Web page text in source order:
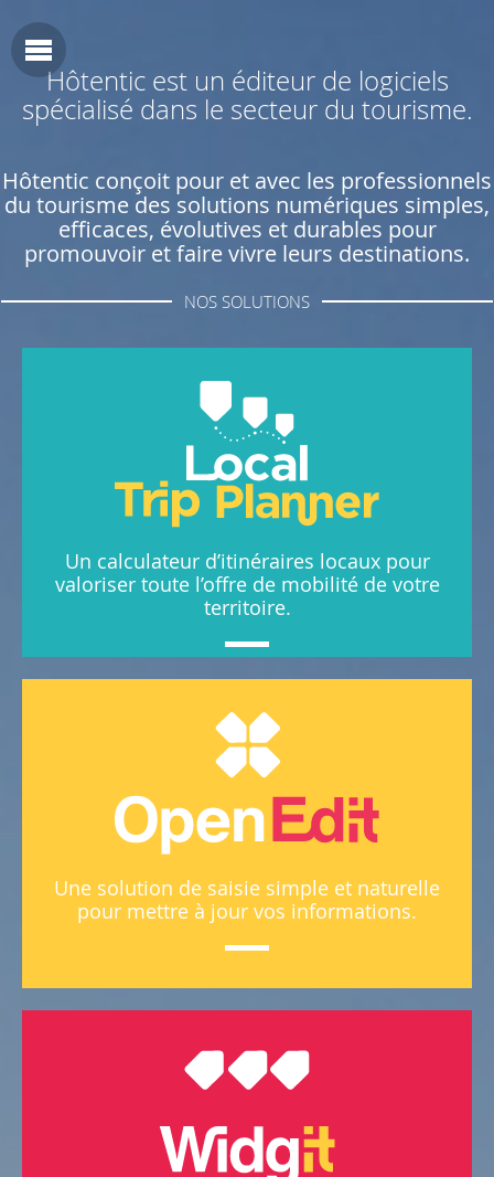
Hôtentic est un éditeur de logiciels
spécialisé dans le secteur du tourisme.
Hôtentic conçoit pour et avec les professionnels
du tourisme des solutions numériques simples,
efficaces, évolutives et durables pour
promouvoir et faire vivre leurs destinations.
NOS SOLUTIONS
Un calculateur d’itinéraires locaux pour
valoriser toute l’offre de mobilité de votre
territoire.
Une solution de saisie simple et naturelle
pour mettre à jour vos informations.